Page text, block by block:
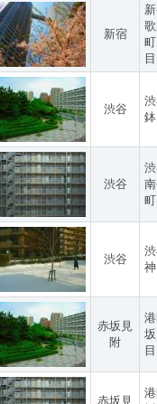
新宿
目
渋谷
渋谷
渋谷
赤坂見
附
目
赤坂見